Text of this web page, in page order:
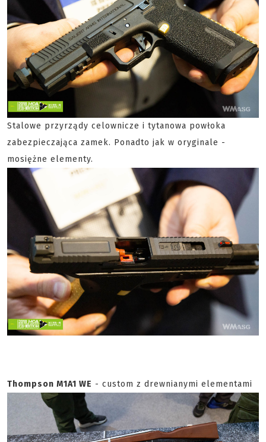
Stalowe przyrządy celownicze i tytanowa powłoka
zabezpieczająca zamek. Ponadto jak w oryginale -
mosiężne elementy.
Thompson M1A1 WE - custom z drewnianymi elementami